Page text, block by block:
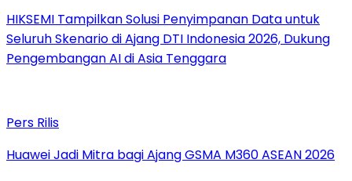
HIKSEMI Tampilkan Solusi Penyimpanan Data untuk
Seluruh Skenario di Ajang DTI Indonesia 2026, Dukung
Pengembangan AI di Asia Tenggara
Pers Rilis
Huawei Jadi Mitra bagi Ajang GSMA M360 ASEAN 2026